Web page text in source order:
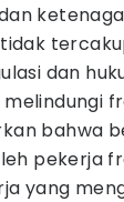
dan
bahwa
pekerja
yang